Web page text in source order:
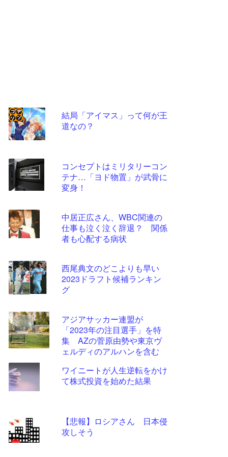
結局「アイマス」って何が王
道なの？
コンセプトはミリタリーコン
テナ…「ヨド物置」が武骨に
変身！
中居正広さん、WBC関連の
仕事も泣く泣く辞退？ 関係
者も心配する病状
西尾典文のどこよりも早い
2023ドラフト候補ランキン
グ
アジアサッカー連盟が
「2023年の注目選手」を特
集 AZの菅原由勢や東京ヴ
ェルディのアルハンを含む
ワイニートが人生逆転をかけ
て株式投資を始めた結果
【悲報】ロシアさん 日本侵
攻しそう
コテ
- 固
定リ
ンク
更新
ツー